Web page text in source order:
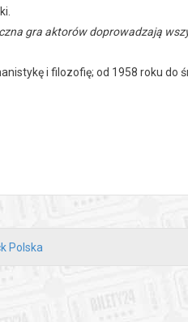
gra aktorów doprowadzają
i filozofię; od 1958 roku do
Arkadiusz Wójcik
automatyczny zwrot środków
Polska